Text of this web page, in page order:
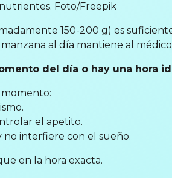
Foto/Freepik
150-200 g) es
al día mantiene al médico
del día o hay una hora
el apetito.
no interfiere con el sueño.
en la hora exacta.